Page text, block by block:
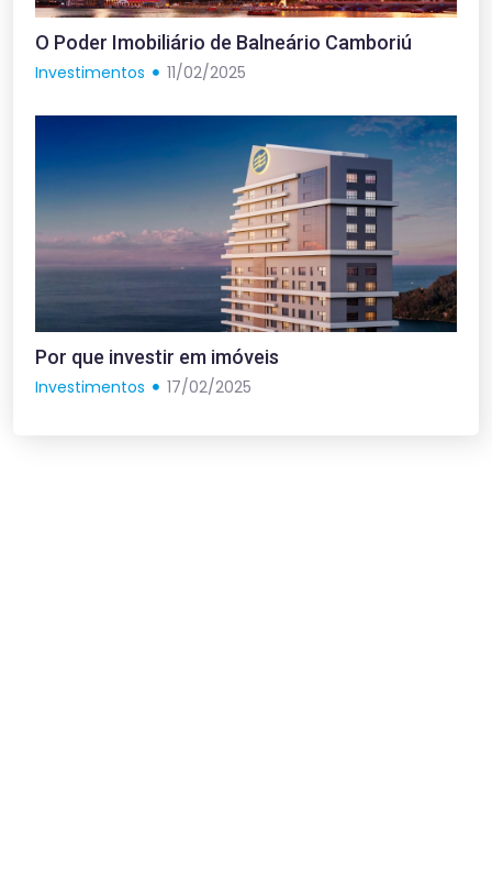
O Poder Imobiliário de Balneário Camboriú
Investimentos 11/02/2025
Por que investir em imóveis
Investimentos 17/02/2025